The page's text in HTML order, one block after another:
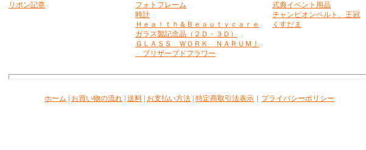
リボン記章
フォトフレーム
時計
Ｈｅａｌｔｈ＆Ｂｅａｕｔｙｃａｒｅ
ガラス製記念品（２Ｄ・３Ｄ）
ＧＬＡＳＳ ＷＯＲＫ ＮＡＲＵＭＩ
ブリザーブドフラワー
式典イベント用品
チャンピオンベルト、王冠
くすだま
ホーム お買い物の流れ 送料 お支払い方法 特定商取引法表示 プライバシーポリシー